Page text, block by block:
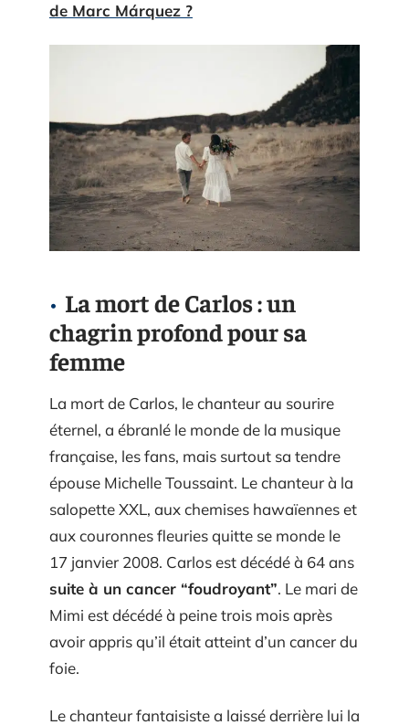
de Marc Márquez ?
La mort de Carlos : un
chagrin profond pour sa
femme
La mort de Carlos, le chanteur au sourire
éternel, a ébranlé le monde de la musique
française, les fans, mais surtout sa tendre
épouse Michelle Toussaint. Le chanteur à la
salopette XXL, aux chemises hawaïennes et
aux couronnes fleuries quitte se monde le
17 janvier 2008. Carlos est décédé à 64 ans
suite à un cancer “foudroyant”. Le mari de
Mimi est décédé à peine trois mois après
avoir appris qu’il était atteint d’un cancer du
foie.
Le chanteur fantaisiste a laissé derrière lui la